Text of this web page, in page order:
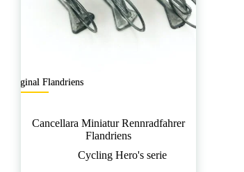
Original Flandriens
Cancellara Miniatur Rennradfahrer
Flandriens
Cycling Hero's serie